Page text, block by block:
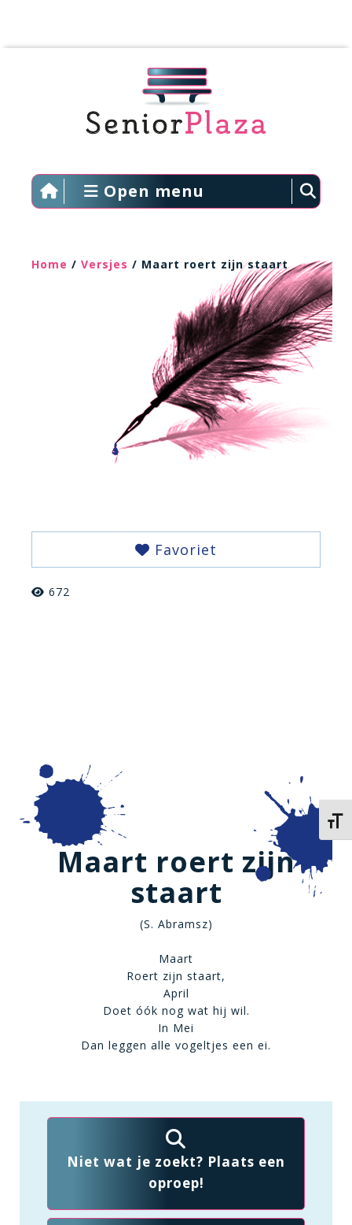
Open menu
Home / Versjes / Maart roert zijn staart
Favoriet
672
Maart roert zijn
staart
(S. Abramsz)
Maart
Roert zijn staart,
April
Doet óók nog wat hij wil.
In Mei
Dan leggen alle vogeltjes een ei.
Niet wat je zoekt? Plaats een
oproep!